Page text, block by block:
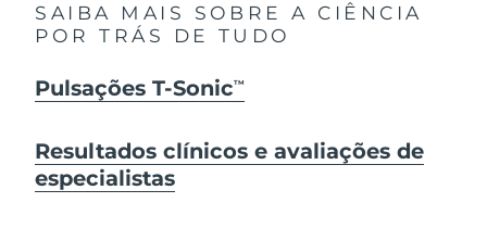
SAIBA MAIS SOBRE A CIÊNCIA
POR TRÁS DE TUDO
Pulsações T-SonicTM
Resultados clínicos e avaliações de
especialistas